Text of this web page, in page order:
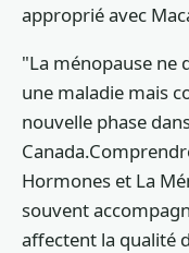
approprié avec
"La ménopause ne
une maladie mais
nouvelle phase
Hormones et La
souvent
affectent la qualité